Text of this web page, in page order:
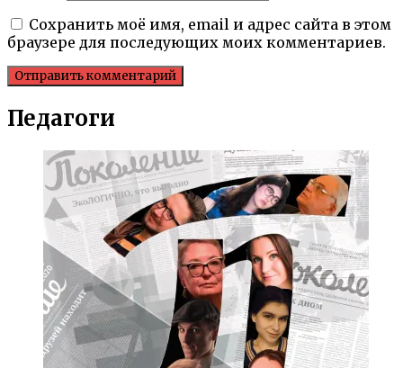
Сохранить моё имя, email и адрес сайта в этом
браузере для последующих моих комментариев.
Педагоги